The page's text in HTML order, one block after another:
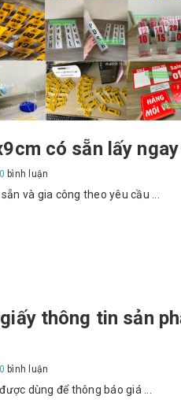
có sẵn lấy ngay
0 bình luận
và gia công theo yêu cầu ...
thông tin sản
0 bình luận
dùng để thông báo giá ...